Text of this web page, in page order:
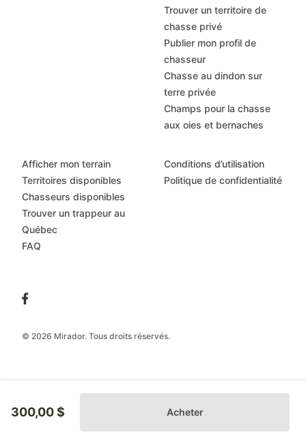
300,00 $ Acheter
© 2026 Mirador. Tous droits réservés.
Trouver un territoire de
chasse privé
Publier mon profil de
chasseur
Chasse au dindon sur
terre privée
Champs pour la chasse
aux oies et bernaches
Afficher mon terrain
Territoires disponibles
Chasseurs disponibles
Trouver un trappeur au
Québec
FAQ
Conditions d’utilisation
Politique de confidentialité